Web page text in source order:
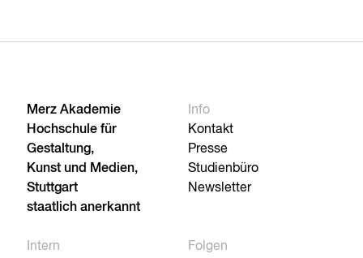
Merz Akademie
Hochschule für
Gestaltung,
Kunst und Medien,
Stuttgart
staatlich anerkannt
Info
Kontakt
Presse
Studienbüro
Newsletter
Intern Folgen